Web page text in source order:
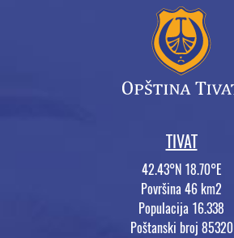
TIVAT
42.43°N 18.70°E
Površina 46 km2
Populacija 16.338
Poštanski broj 85320